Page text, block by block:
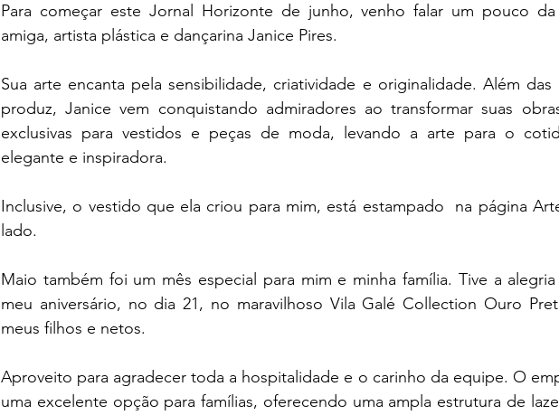
Para começar este Jornal Horizonte de junho, venho falar um pouco
amiga, artista plástica e dançarina Janice Pires.
Sua arte encanta pela sensibilidade, criatividade e originalidade. Além
produz, Janice vem conquistando admiradores ao transformar suas
exclusivas para vestidos e peças de moda, levando a arte para o
elegante e inspiradora.
Inclusive, o vestido que ela criou para mim, está estampado  na página
lado.
Maio também foi um mês especial para mim e minha família. Tive a
meu aniversário, no dia 21, no maravilhoso Vila Galé Collection Ouro
meus filhos e netos.
Aproveito para agradecer toda a hospitalidade e o carinho da equipe. O
uma excelente opção para famílias, oferecendo uma ampla estrutura de